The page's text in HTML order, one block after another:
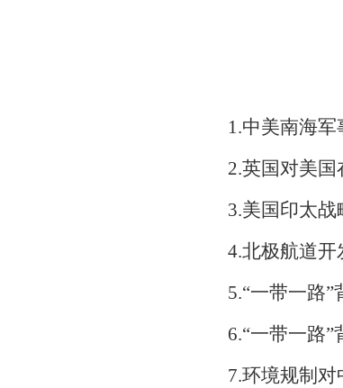
1.中美南海军
2.英国对美国
3.美国印太战
4.北极航道开
5.“一带一路
6.“一带一路
7.环境规制对